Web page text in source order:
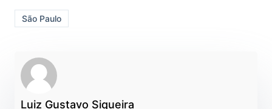
São Paulo
Luiz Gustavo Siqueira